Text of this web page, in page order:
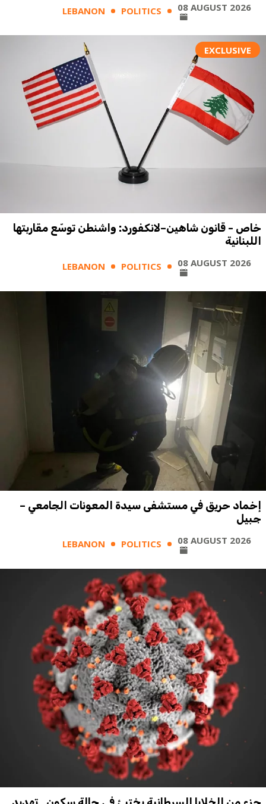
LEBANON POLITICS 08 AUGUST 2026
EXCLUSIVE
خاص - قانون شاهين–لانكفورد: واشنطن توسّع مقاربتها
اللبنانية
LEBANON POLITICS 08 AUGUST 2026
إخماد حريق في مستشفى سيدة المعونات الجامعي –
جبيل
LEBANON POLITICS 08 AUGUST 2026